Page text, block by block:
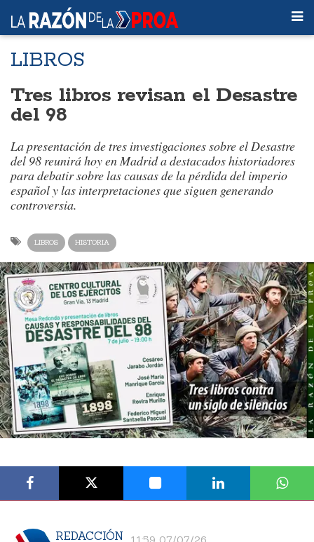
LIBROS
Tres libros revisan el Desastre
del 98
La presentación de tres investigaciones sobre el Desastre
del 98 reunirá hoy en Madrid a destacados historiadores
para debatir sobre las causas de la pérdida del imperio
español y las interpretaciones que siguen generando
controversia.
LIBROS HISTORIA
REDACCIÓN